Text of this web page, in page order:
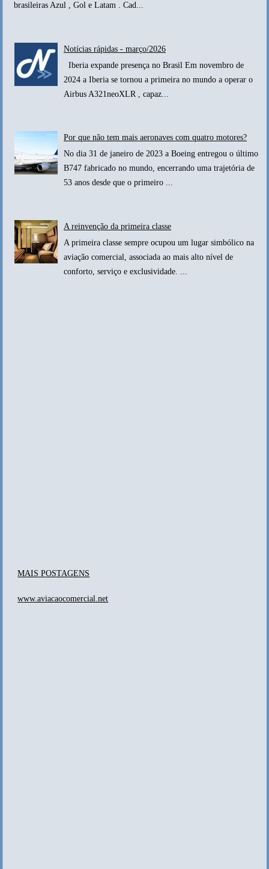
brasileiras Azul , Gol e Latam . Cad...
Notícias rápidas - março/2026
Iberia expande presença no Brasil Em novembro de
2024 a Iberia se tornou a primeira no mundo a operar o
Airbus A321neoXLR , capaz...
Por que não tem mais aeronaves com quatro motores?
No dia 31 de janeiro de 2023 a Boeing entregou o último
B747 fabricado no mundo, encerrando uma trajetória de
53 anos desde que o primeiro ...
A reinvenção da primeira classe
A primeira classe sempre ocupou um lugar simbólico na
aviação comercial, associada ao mais alto nível de
conforto, serviço e exclusividade. ...
MAIS POSTAGENS
www.aviacaocomercial.net